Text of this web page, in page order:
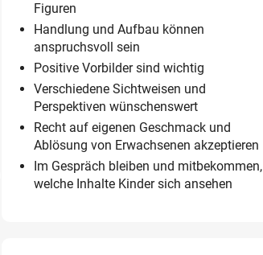
Figuren
Handlung und Aufbau können
anspruchsvoll sein
Positive Vorbilder sind wichtig
Verschiedene Sichtweisen und
Perspektiven wünschenswert
Recht auf eigenen Geschmack und
Ablösung von Erwachsenen akzeptieren
Im Gespräch bleiben und mitbekommen,
welche Inhalte Kinder sich ansehen